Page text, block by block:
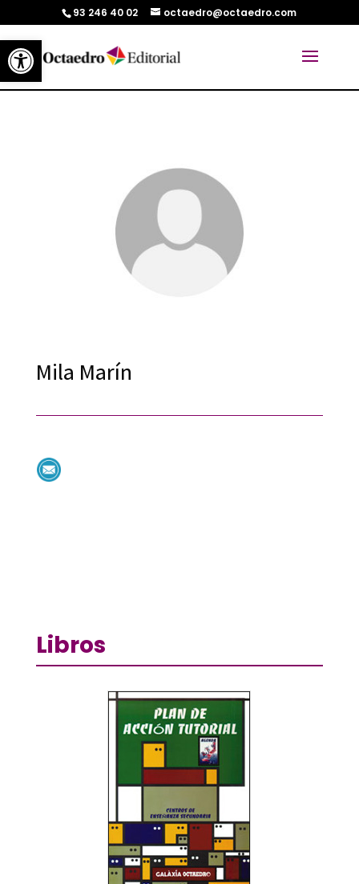
Abrir barra de herramientas
93 246 40 02 octaedro@octaedro.com
Mila Marín
Libros